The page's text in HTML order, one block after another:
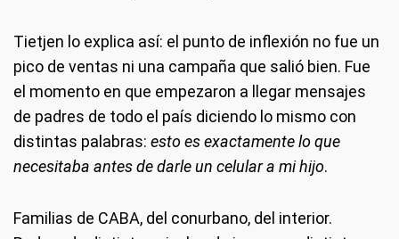
Tietjen lo explica así: el punto de inflexión no fue un
pico de ventas ni una campaña que salió bien. Fue
el momento en que empezaron a llegar mensajes
de padres de todo el país diciendo lo mismo con
distintas palabras: esto es exactamente lo que
necesitaba antes de darle un celular a mi hijo.
Familias de CABA, del conurbano, del interior.